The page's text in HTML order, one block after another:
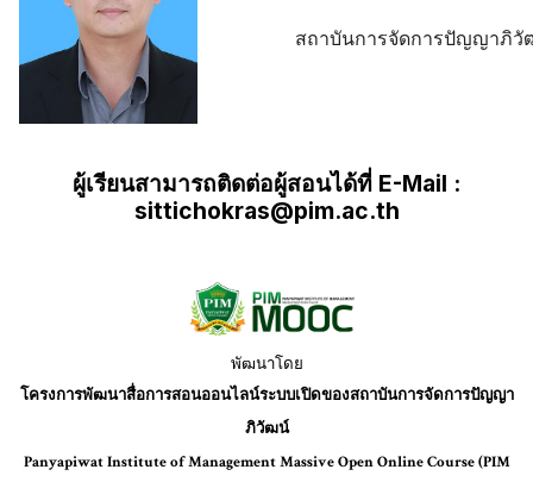
สถาบันการจัดการปัญญาภิ
ผู้เรียนสามารถติดต่อผู้สอนได้ที่ E-Mail :
sittichokras@pim.ac.th
พัฒนาโดย
โครงการพัฒนาสื่อการสอนออนไลน์ระบบเปิดของสถาบันการจัดการปัญญา
ภิวัฒน์
Panyapiwat Institute of Management Massive Open Online Course (PIM